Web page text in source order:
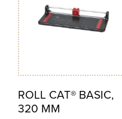
ROLL CAT® BASIC,
320 MM